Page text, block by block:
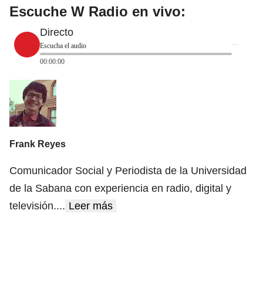
Escuche W Radio en vivo:
Directo
Escucha el audio
00:00:00
Frank Reyes
Comunicador Social y Periodista de la Universidad
de la Sabana con experiencia en radio, digital y
televisión.... Leer más